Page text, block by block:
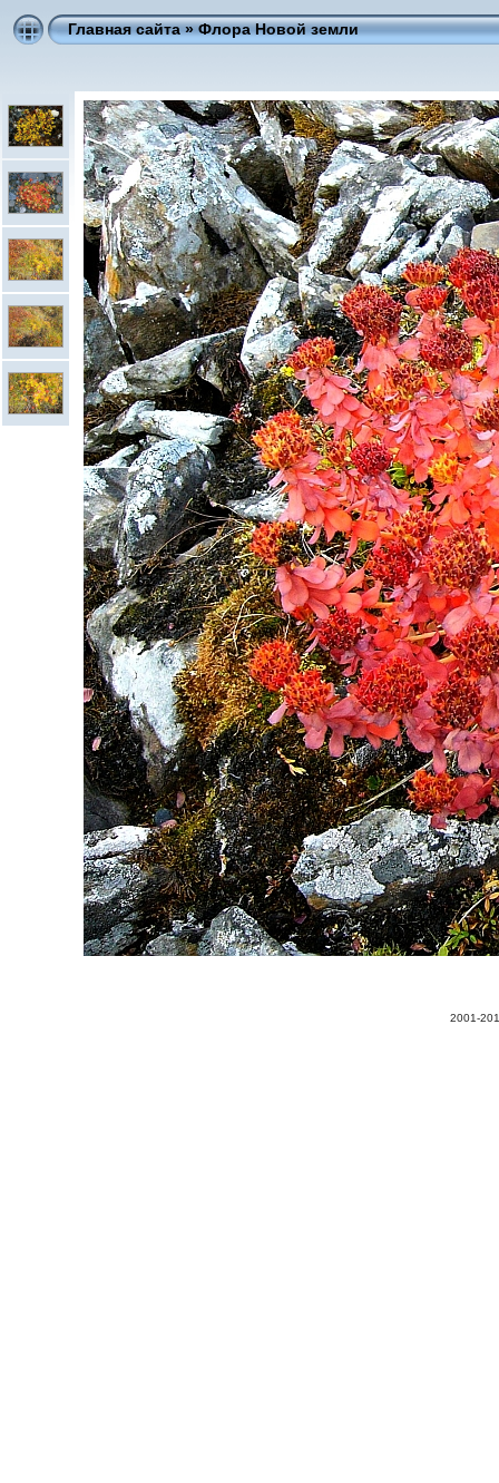
Главная сайта»Флора Новой земли
2001-